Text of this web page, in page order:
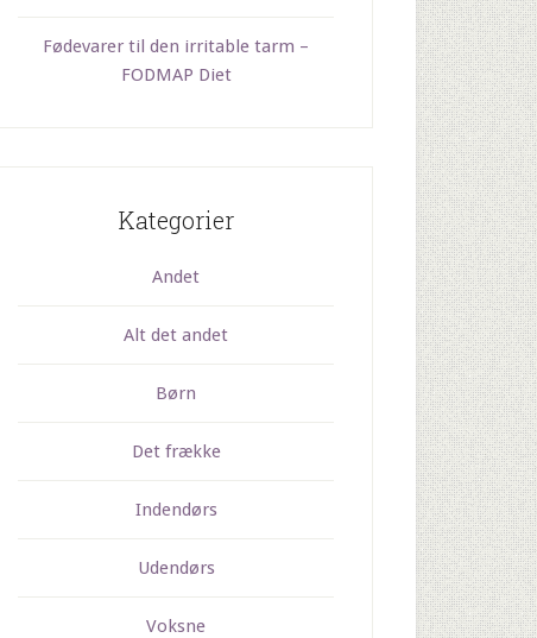
Fødevarer til den irritable tarm –
FODMAP Diet
Kategorier
Andet
Alt det andet
Børn
Det frække
Indendørs
Udendørs
Voksne